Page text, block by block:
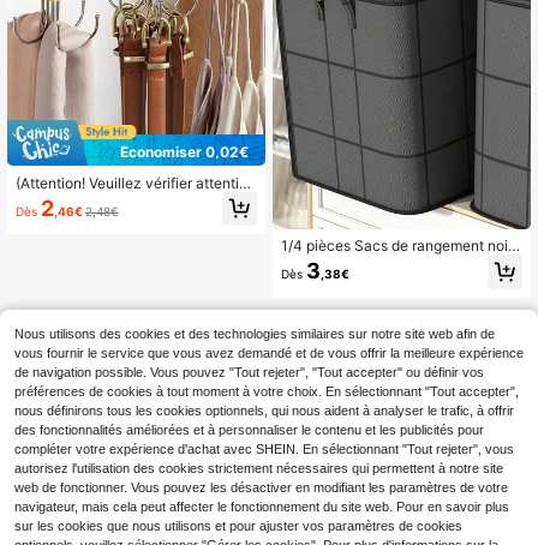
Économiser 0,02€
(Attention! Veuillez vérifier attentive
ment les informations du lien avant
de passer commande)Porte-ceintur
Dès 2,46€ 2,48€
1/4 pièces Sacs de rangement noirs
épais grande capacité, pochette de
téléphone, organisateur de garde-r
ts, sacs de rangement pliables et po
rtables pour chambre, garde-robe, s
ous le lit, salon, dortoir, organisation
des vêtements
Dès 3,38€
Nous utilisons des cookies et des technologies similaires sur notre site web afin de
vous fournir le service que vous avez demandé et de vous offrir la meilleure expérience
de navigation possible. Vous pouvez "Tout rejeter", "Tout accepter" ou définir vos
préférences de cookies à tout moment à votre choix. En sélectionnant "Tout accepter",
nous définirons tous les cookies optionnels, qui nous aident à analyser le trafic, à offrir
des fonctionnalités améliorées et à personnaliser le contenu et les publicités pour
compléter votre expérience d'achat avec SHEIN. En sélectionnant "Tout rejeter", vous
autorisez l'utilisation des cookies strictement nécessaires qui permettent à notre site
web de fonctionner. Vous pouvez les désactiver en modifiant les paramètres de votre
navigateur, mais cela peut affecter le fonctionnement du site web. Pour en savoir plus
sur les cookies que nous utilisons et pour ajuster vos paramètres de cookies